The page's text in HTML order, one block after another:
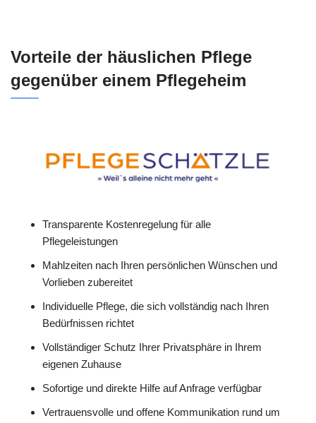
Vorteile der häuslichen Pflege
gegenüber einem Pflegeheim
Transparente Kostenregelung für alle
Pflegeleistungen
Mahlzeiten nach Ihren persönlichen Wünschen und
Vorlieben zubereitet
Individuelle Pflege, die sich vollständig nach Ihren
Bedürfnissen richtet
Vollständiger Schutz Ihrer Privatsphäre in Ihrem
eigenen Zuhause
Sofortige und direkte Hilfe auf Anfrage verfügbar
Vertrauensvolle und offene Kommunikation rund um